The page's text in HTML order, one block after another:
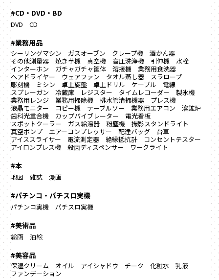
#CD・DVD・BD
DVD CD
#業務用品
シーリングマシン ガスオーブン クレープ機
酒かん器
その他測量器
焼き芋機 真空機 高圧洗浄機 引伸機
水栓
インターホン
ガチャガチャ筐体 溶接機
業務用食洗器
ヘアドライヤー
ウェアファン タオル蒸し器
スラロープ
彫刻機
ミシン 卓上旋盤 卓上ドリル ケーブル
電線
スプレーガン
冷蔵庫 レジスター タイムレコーダー
製氷機
業務用レンジ
業務用掃除機 排水管清掃機器
プレス機
液晶モニター
コピー機 テーブルソー 業務用エアコン
溶鉱炉
歯科光重合機
カップバイブレーター
電光看板
スポットクーラー
ガス給湯器 粉塵機
撮影スタンドライト
真空ポンプ
エアーコンプレッサー 配達バッグ
台車
アイススライサー
電流測定器 絶縁抵抗計
コンセントテスター
アイロンプレス機
殺菌ディスペンサー ワークライト
#本
地図 雑誌 漫画
#パチンコ・パチスロ実機
パチンコ実機 パチスロ実機
#美術品
絵画 油絵
#美容品
保湿クリーム オイル アイシャドウ チーク 化粧水
乳液
ファンデーション